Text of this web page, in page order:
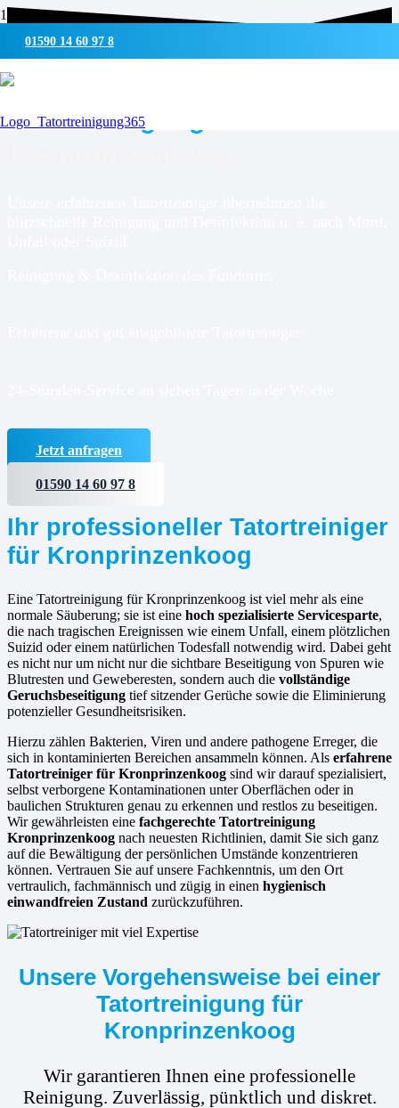
01590 14 60 97 8
UMWELTSCHONENDE REINIGUNG & DESINFEKTION
Tatortreinigung für
Jetzt anfragen
01590 14 60 97 8
Ihr professioneller Tatortreiniger
für Kronprinzenkoog
Eine Tatortreinigung für Kronprinzenkoog ist viel mehr als eine
normale Säuberung; sie ist eine hoch spezialisierte Servicesparte,
die nach tragischen Ereignissen wie einem Unfall, einem plötzlichen
Suizid oder einem natürlichen Todesfall notwendig wird. Dabei geht
es nicht nur um nicht nur die sichtbare Beseitigung von Spuren wie
Blutresten und Geweberesten, sondern auch die vollständige
Geruchsbeseitigung tief sitzender Gerüche sowie die Eliminierung
potenzieller Gesundheitsrisiken.
Hierzu zählen Bakterien, Viren und andere pathogene Erreger, die
sich in kontaminierten Bereichen ansammeln können. Als erfahrene
Tatortreiniger für Kronprinzenkoog sind wir darauf spezialisiert,
selbst verborgene Kontaminationen unter Oberflächen oder in
baulichen Strukturen genau zu erkennen und restlos zu beseitigen.
Wir gewährleisten eine fachgerechte Tatortreinigung
Kronprinzenkoog nach neuesten Richtlinien, damit Sie sich ganz
auf die Bewältigung der persönlichen Umstände konzentrieren
können. Vertrauen Sie auf unsere Fachkenntnis, um den Ort
vertraulich, fachmännisch und zügig in einen hygienisch
einwandfreien Zustand zurückzuführen.
Unsere Vorgehensweise bei einer
Tatortreinigung für
Kronprinzenkoog
Wir garantieren Ihnen eine professionelle
Reinigung. Zuverlässig, pünktlich und diskret.